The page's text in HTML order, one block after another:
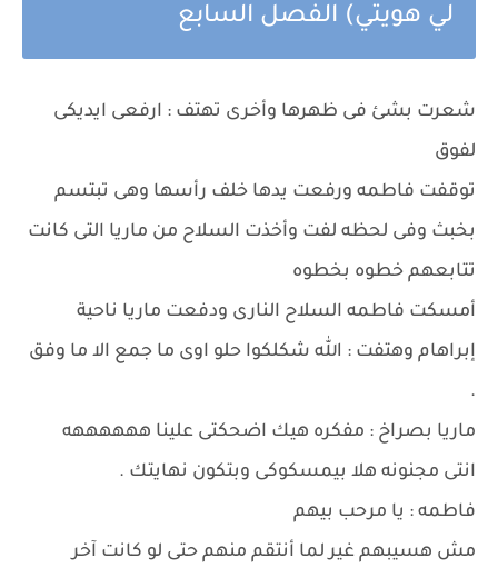
لي هويتي) الفصل السابع
شعرت بشئ فى ظهرها وأخرى تهتف : ارفعى ايديكى
لفوق
توقفت فاطمه ورفعت يدها خلف رأسها وهى تبتسم
بخبث وفى لحظه لفت وأخذت السلاح من ماريا التى كانت
تتابعهم خطوه بخطوه
أمسكت فاطمه السلاح النارى ودفعت ماريا ناحية
إبراهام وهتفت : الله شكلكوا حلو اوى ما جمع الا ما وفق
.
ماريا بصراخ : مفكره هيك اضحكتى علينا ههههههه
انتى مجنونه هلا بيمسكوكى وبتكون نهايتك .
فاطمه : يا مرحب بيهم
مش هسيبهم غير لما أنتقم منهم حتى لو كانت آخر